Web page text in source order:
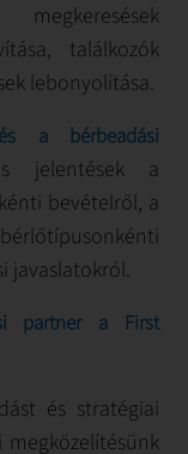
találkozók
lebonyolítása.
a bérbeadási
jelentések a
bevételről, a
javaslatokról.
partner a First
és stratégiai
megközelítésünk